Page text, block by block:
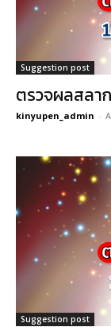
Suggestion post
ตรวจผลสลา
kinyupen_admin -
Suggestion post